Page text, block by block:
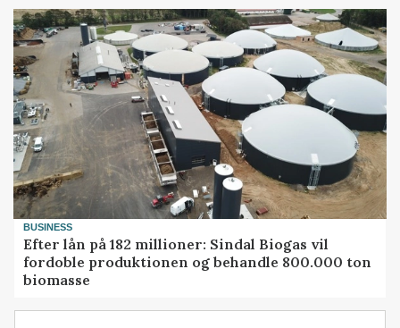
BUSINESS
Efter lån på 182 millioner: Sindal Biogas vil
fordoble produktionen og behandle 800.000 ton
biomasse